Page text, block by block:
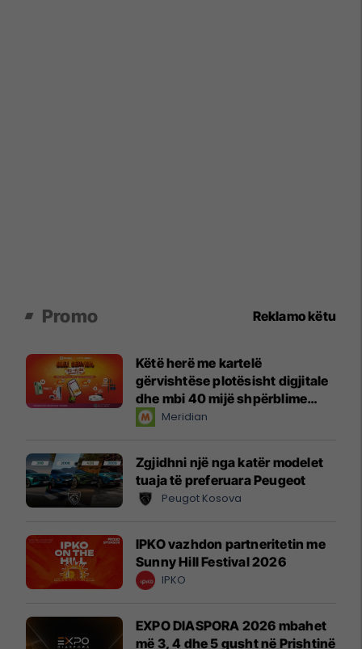
Promo Reklamo këtu
Këtë herë me kartelë
gërvishtëse plotësisht digjitale
dhe mbi 40 mijë shpërblime
instant!Meridian
Zgjidhni një nga katër modelet
tuaja të preferuara Peugeot
Peugot Kosova
IPKO vazhdon partneritetin me
Sunny Hill Festival 2026
IPKO
EXPO DIASPORA 2026 mbahet
më 3, 4 dhe 5 gusht në Prishtinë